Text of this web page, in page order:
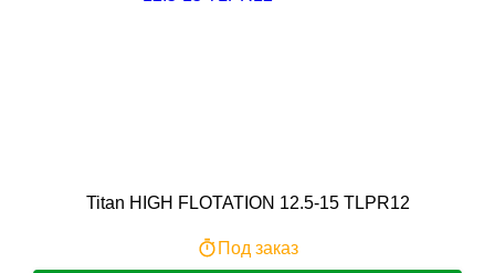
Titan HIGH FLOTATION 12.5-15 TLPR12
Под заказ